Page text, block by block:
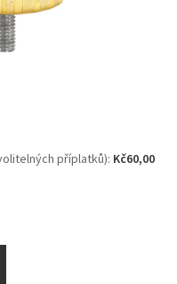
příplatků): Kč60,00